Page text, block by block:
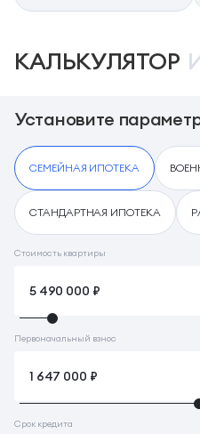
КАЛЬКУЛЯТОР
Установите
СЕМЕЙНАЯ ИПОТЕКА
СТАНДАРТНАЯ ИПОТЕКА
Стоимость квартиры
Первоначальный взнос
Срок кредита